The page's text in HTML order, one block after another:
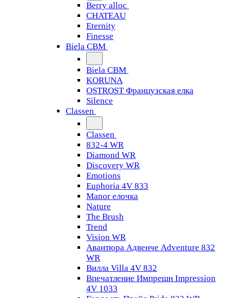
Berry alloc
CHATEAU
Eternity
Finesse
Biela CBM
Biela CBM
KORUNA
OSTROST Французская елка
Silence
Classen
Classen
832-4 WR
Diamond WR
Discovery WR
Emotions
Euphoria 4V 833
Manor елочка
Nature
The Brush
Trend
Vision WR
Авантюра Адвенче Adventure 832
WR
Вилла Villa 4V 832
Впечатление Импрешн Impression
4V 1033